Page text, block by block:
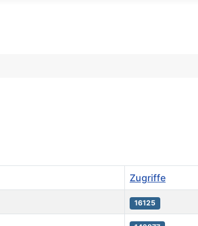
Zugriffe
16125